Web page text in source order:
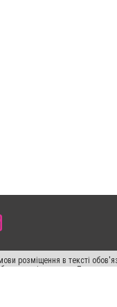
розміщення в тексті
в якості джерела.